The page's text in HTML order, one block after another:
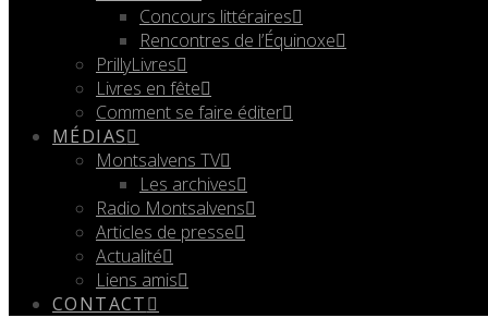
Concours littéraires
Rencontres de l’Équinoxe
PrillyLivres
Livres en fête
Comment se faire éditer
MÉDIAS
Montsalvens TV
Les archives
Radio Montsalvens
Articles de presse
Actualité
Liens amis
CONTACT